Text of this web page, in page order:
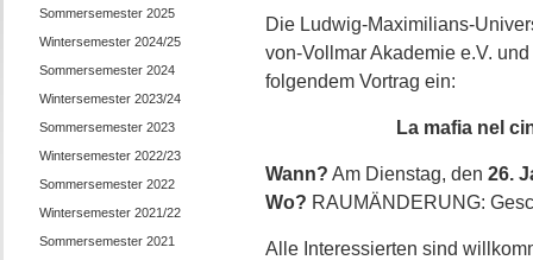
Sommersemester 2025
Wintersemester 2024/25
Sommersemester 2024
Wintersemester 2023/24
Sommersemester 2023
Wintersemester 2022/23
Sommersemester 2022
Wintersemester 2021/22
Sommersemester 2021
Die Ludwig-Maximilians-
von-Vollmar Akademie e.V.
folgendem Vortrag ein:
La mafia nel
Wann? Am Dienstag, den 26.
Wo? RAUMÄNDERUNG:
Alle Interessierten sind